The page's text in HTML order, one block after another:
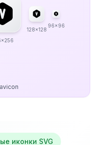
128x128
96x96
иконки SVG